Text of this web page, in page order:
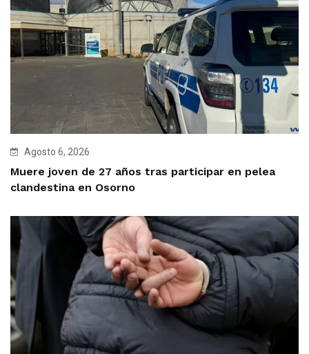
Agosto 6, 2026
Muere joven de 27 años tras participar en pelea
clandestina en Osorno